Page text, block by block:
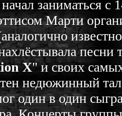
заниматься с
Марти
песни
X" и своих
недюжинный
один в один